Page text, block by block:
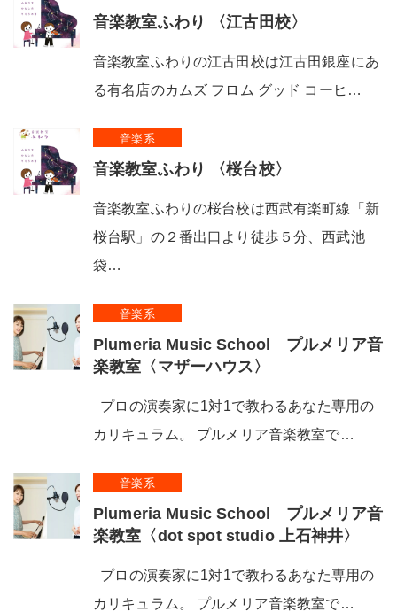
音楽教室ふわり 〈江古田校〉
音楽教室ふわりの江古田校は江古田銀座にあ
る有名店のカムズ フロム グッド コーヒ…
音楽系
音楽教室ふわり 〈桜台校〉
音楽教室ふわりの桜台校は西武有楽町線「新
桜台駅」の２番出口より徒歩５分、西武池
袋…
音楽系
Plumeria Music School プルメリア音
楽教室〈マザーハウス〉
プロの演奏家に1対1で教わるあなた専用の
カリキュラム。 プルメリア音楽教室で…
音楽系
Plumeria Music School プルメリア音
楽教室〈dot spot studio 上石神井〉
プロの演奏家に1対1で教わるあなた専用の
カリキュラム。 プルメリア音楽教室で…